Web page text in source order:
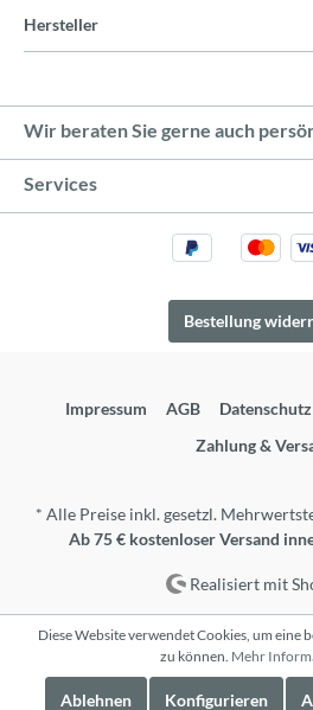
Hersteller
Wir beraten Sie gerne auch
Services
Bestellung
Impressum AGB Datenschutz
Zahlung &
* Alle Preise inkl. gesetzl.
Ab 75 € kostenloser Versand
Realisiert mit
Diese Website verwendet Cookies, um eine
zu können. Mehr
Ablehnen Konfigurieren